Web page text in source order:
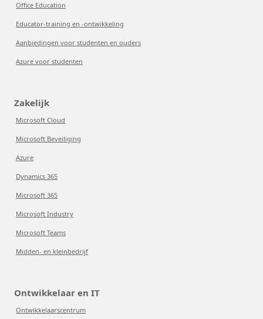
Office Education
Educator-training en -ontwikkeling
Aanbiedingen voor studenten en ouders
Azure voor studenten
Zakelijk
Microsoft Cloud
Microsoft Beveiliging
Azure
Dynamics 365
Microsoft 365
Microsoft Industry
Microsoft Teams
Midden- en kleinbedrijf
Ontwikkelaar en IT
Ontwikkelaarscentrum